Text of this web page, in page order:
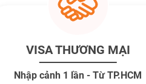
VISA THƯƠNG MẠI
Nhập cảnh 1 lần - Từ TP.HCM